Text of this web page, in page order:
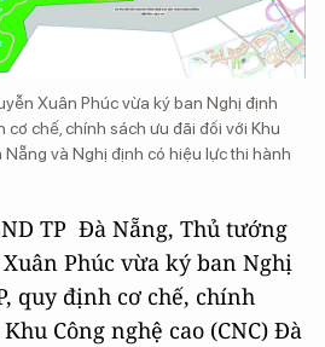
Xuân Phúc vừa ký ban Nghị định
chế, chính sách ưu đãi đối với Khu
và Nghị định có hiệu lực thi hành
TP Đà Nẵng, Thủ tướng
Phúc vừa ký ban Nghị
quy định cơ chế, chính
Công nghệ cao (CNC) Đà